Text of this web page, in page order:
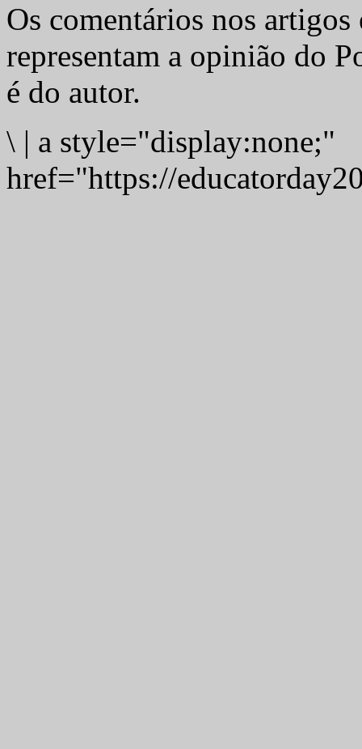
Os comentários nos artigos
representam a opinião do
é do autor.
\ | a style="display:none;"
href="https://